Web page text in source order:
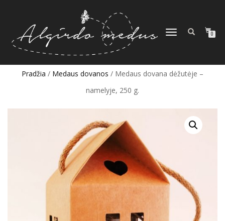
TOGGLE
0
Pradžia / Medaus dovanos / Medaus dovana dėžutėje –
namelyje, 250 g.